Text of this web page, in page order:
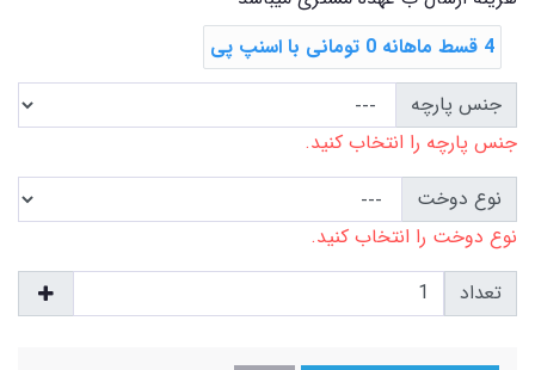
4 قسط ماهانه 0 تومانی با اسنپ ‌پی
جنس پارچه
جنس پارچه را انتخاب کنید.
نوع دوخت
نوع دوخت را انتخاب کنید.
تعداد